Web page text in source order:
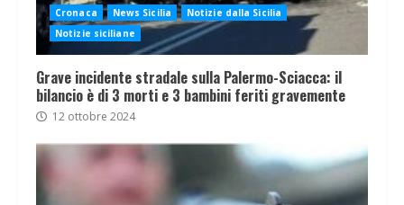
Cronaca News Sicilia
Notizie dalla Sicilia
Notizie siciliane
Grave incidente stradale sulla Palermo-Sciacca: il
bilancio è di 3 morti e 3 bambini feriti gravemente
12 ottobre 2024